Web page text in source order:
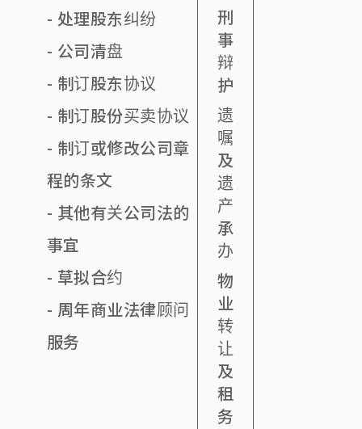
- 处理股东纠纷
- 公司清盘
- 制订股东协议
- 制订股份买卖协议
- 制订或修改公司章
程的条文
- 其他有关公司法的
事宜
- 草拟合约
- 周年商业法律顾问
服务
刑
事
辩
护
遗
嘱
及
遗
产
承
办
物
业
转
让
及
租
务